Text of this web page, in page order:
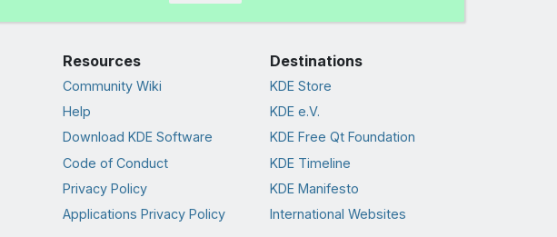
Resources
Community Wiki
Help
Download KDE Software
Code of Conduct
Privacy Policy
Applications Privacy Policy
Destinations
KDE Store
KDE e.V.
KDE Free Qt Foundation
KDE Timeline
KDE Manifesto
International Websites